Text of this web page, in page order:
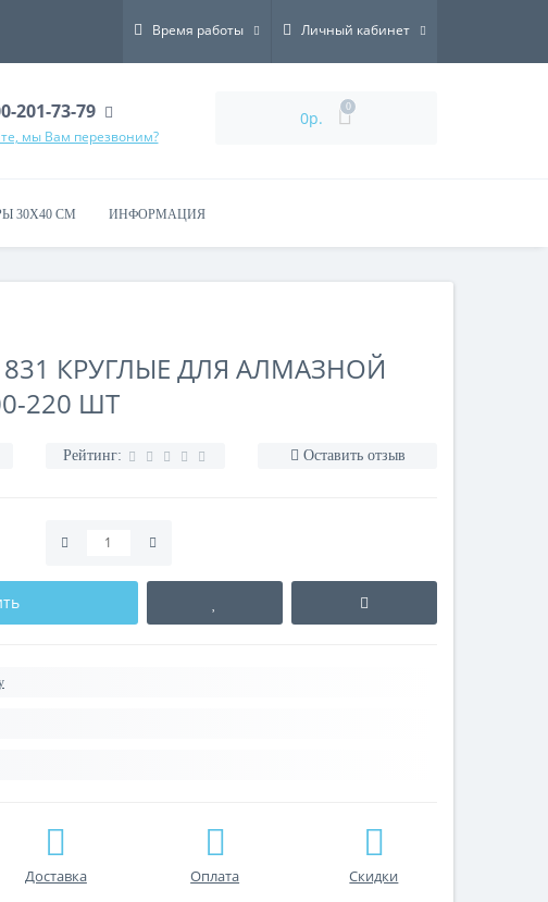
Время работы Личный кабинет
201-73-79
мы Вам перезвоним?
0р.
0
30Х40 СМ ИНФОРМАЦИЯ
831 КРУГЛЫЕ ДЛЯ АЛМАЗНОЙ
220 ШТ
Рейтинг: Оставить отзыв
Доставка Оплата Скидки